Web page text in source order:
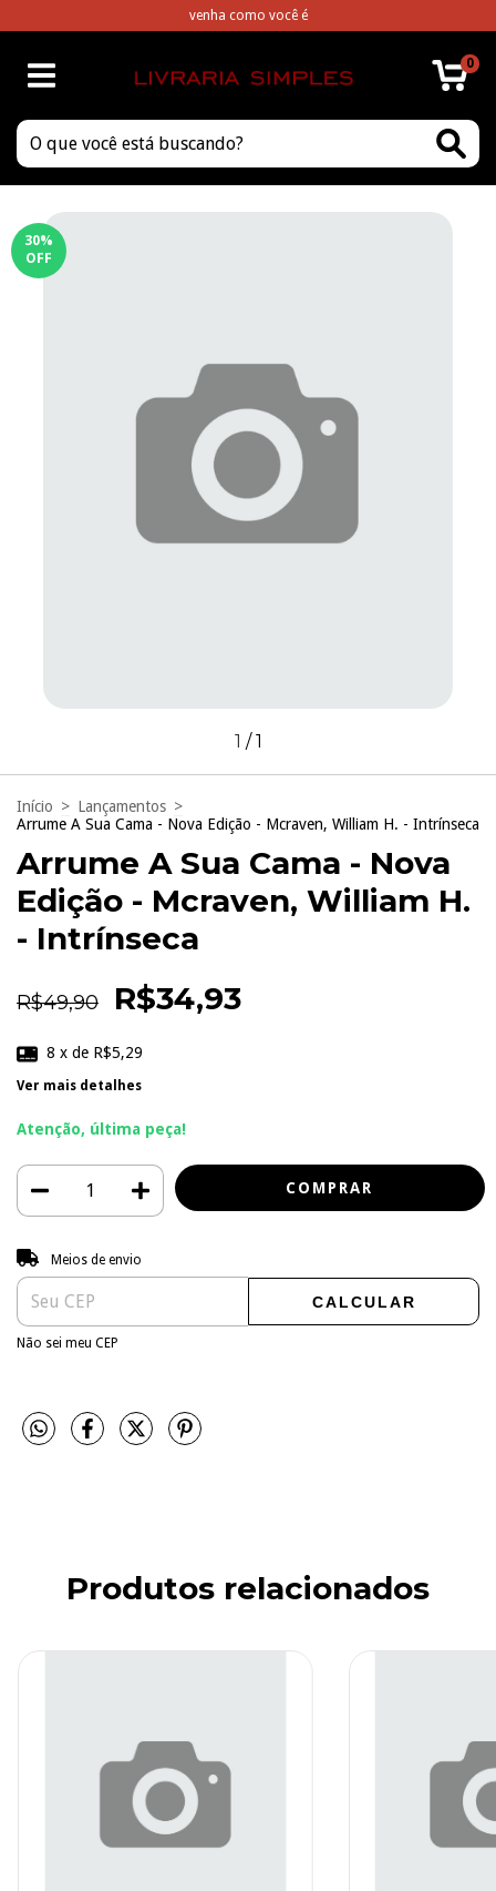
venha como você é
0
30%
OFF
1 /1
Início > Lançamentos >
Arrume A Sua Cama - Nova Edição - Mcraven, William H. - Intrínseca
Arrume A Sua Cama - Nova
Edição - Mcraven, William H.
- Intrínseca
R$49,90 R$34,93
8 x de R$5,29
Ver mais detalhes
Atenção, última peça!
Entregas para o CEP:
Meios de envio
CALCULAR
Não sei meu CEP
Produtos relacionados